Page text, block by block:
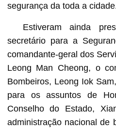
segurança da toda a
Estiveram ainda
secretário para a
comandante-geral dos
Leong Man Cheong, o
Bombeiros, Leong Iok
para os assuntos de
Conselho do Estado,
administração nacional de